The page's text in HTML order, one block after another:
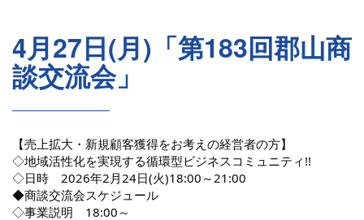
4月27日(月)「第183回郡山商
談交流会」
【売上拡大・新規顧客獲得をお考えの経営者の方】
◇地域活性化を実現する循環型ビジネスコミュニティ!!
◇日時 2026年2月24日(火)18:00～21:00
◆商談交流会スケジュール
◇事業説明 18:00～